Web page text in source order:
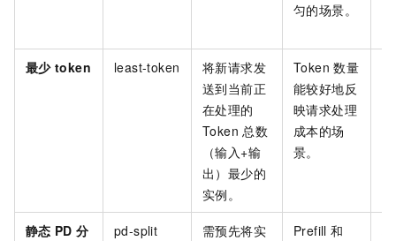
匀的场景。
最少 token least-token
将新请求发
送到当前正
在处理的
Token 总数
（输入+输
出）最少的
实例。
Token 数量
能较好地反
映请求处理
成本的场
景。
静态 PD 分
pd-split
需预先将实
Prefill 和